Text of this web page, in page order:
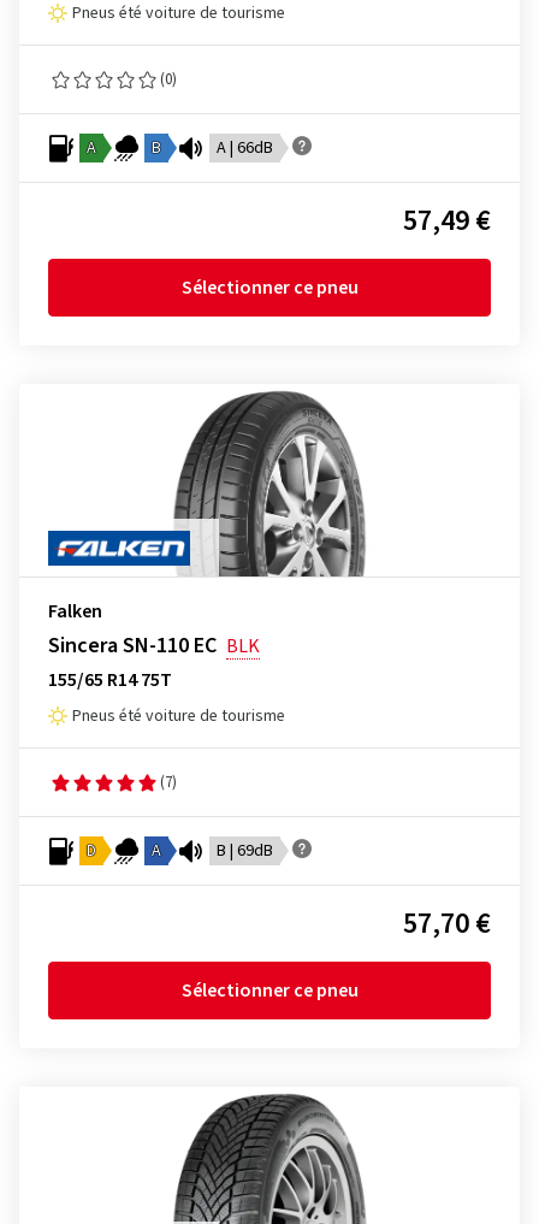
Pneus été voiture de tourisme
(0)
A B A | 66dB
57,49 €
Sélectionner ce pneu
Falken
Sincera SN-110 EC BLK
155/65 R14 75T
Pneus été voiture de tourisme
(7)
D A B | 69dB
57,70 €
Sélectionner ce pneu